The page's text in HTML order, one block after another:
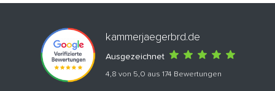
kammerjaegerbrd.de
Ausgezeichnet
4,8 von 5,0 aus 174 Bewertungen